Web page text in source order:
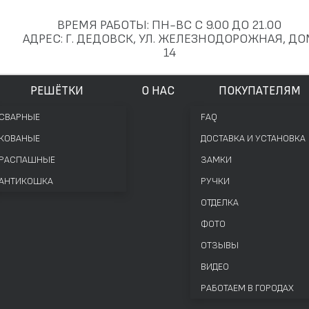
ВРЕМЯ РАБОТЫ: ПН-ВС С 9.00 ДО 21.00
АДРЕС: Г. ДЕДОВСК, УЛ. ЖЕЛЕЗНОДОРОЖНАЯ,
14
РЕШЁТКИ О НАС ПОКУПАТЕЛЯМ
FAQ
ДОСТАВКА И УСТАНОВКА
ЗАМКИ
РУЧКИ
ОТДЕЛКА
ФОТО
ОТЗЫВЫ
ВИДЕО
РАБОТАЕМ В ГОРОДАХ